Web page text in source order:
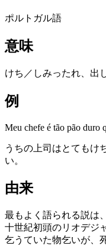
ポルトガル語
意味
けち／しみったれ、出
例
Meu chefe é tão pão duro
うちの上司はとてもけ
い。
由来
最もよく語られる説は、
十世紀初頭のリオデジ
乞うていた物乞いが、